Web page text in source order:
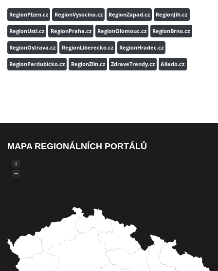
RegionPlzen.cz RegionVysocina.cz RegionZapad.cz RegionJih.cz
RegionUsti.cz RegionPraha.cz RegionOlomouc.cz RegionBrno.cz
RegionOstrava.cz RegionLiberecko.cz RegionHradec.cz
RegionPardubicko.cz RegionZlin.cz ZdraveTrendy.cz Aliado.cz
MAPA REGIONÁLNÍCH PORTÁLŮ
+
−